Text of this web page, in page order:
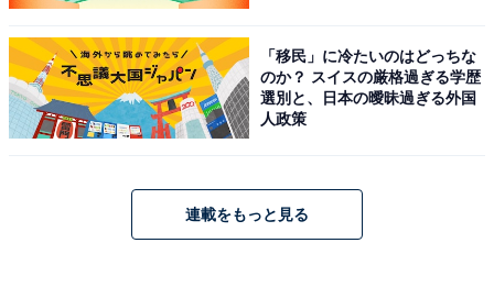
スプーンも付属しているので安心
ちなみに、使い捨てのスプーンが付属品として中に入っ
ています。「備蓄ごはん 白米」だけで食器類を用意する
「移民」に冷たいのはどっちな
のか？ スイスの厳格過ぎる学歴
選別と、日本の曖昧過ぎる外国
人政策
連載をもっと見る